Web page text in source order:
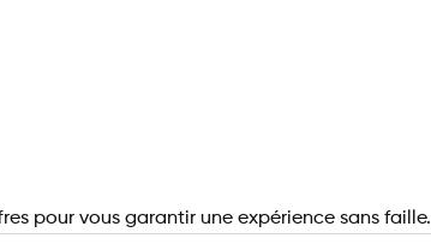
pour vous garantir une expérience sans faille.